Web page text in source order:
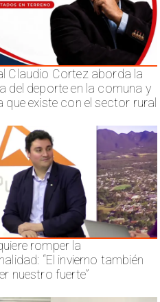
Claudio Cortez aborda la
del deporte en la comuna y
que existe con el sector rural
romper la
“El invierno también
nuestro fuerte”